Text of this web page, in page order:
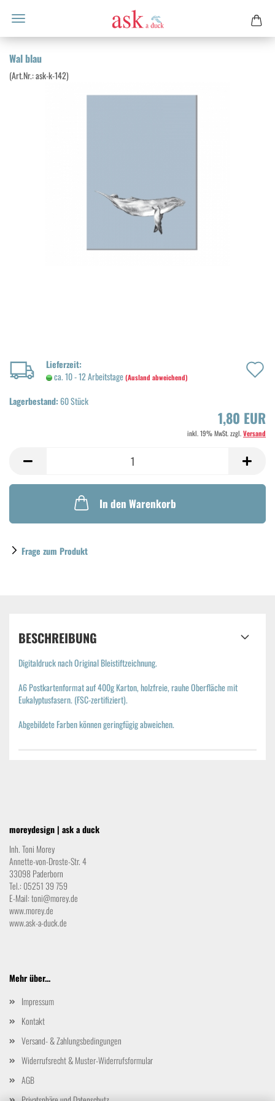
Wal blau
(Art.Nr.:ask-​k-142)
Lieferzeit:
ca. 10 - 12 Arbeitstage(Ausland abweichend)
Lagerbestand:60Stück
1,80 EUR
inkl. 19% MwSt. zzgl.Versand
In den Warenkorb
Frage zum Produkt
BESCHREIBUNG
Digitaldruck nach Original Bleistiftzeichnung.
A6 Postkartenformat auf 400g Karton, holzfreie, rauhe Oberfläche mit
Eukalyptusfasern. (FSC-zertifiziert).
Abgebildete Farben können geringfügig abweichen.
moreydesign | ask a duck
Inh. Toni Morey
Annette-von-Droste-Str. 4
33098 Paderborn
Tel.: 05251 39 759
E-Mail:toni@morey.de
www.morey.de
www.ask-a-duck.de
Mehr über...
Impressum
Kontakt
Versand- & Zahlungsbedingungen
Widerrufsrecht & Muster-Widerrufsformular
AGB